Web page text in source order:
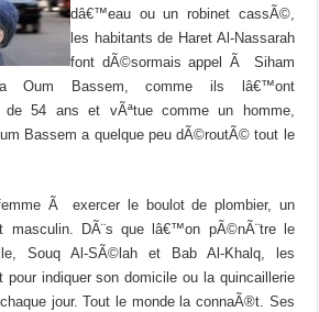
dâ€™eau ou un robinet cassÃ©,
les habitants de Haret Al-Nassarah
font dÃ©sormais appel Ã Siham
Oum Bassem, comme ils lâ€™ont
de 54 ans et vÃªtue comme un homme,
Bassem a quelque peu dÃ©routÃ© tout le
Ã exercer le boulot de plombier, un
masculin. DÃ¨s que lâ€™on pÃ©nÃ¨tre le
Souq Al-SÃ©lah et Bab Al-Khalq, les
indiquer son domicile ou la quincaillerie
jour. Tout le monde la connaÃ®t. Ses